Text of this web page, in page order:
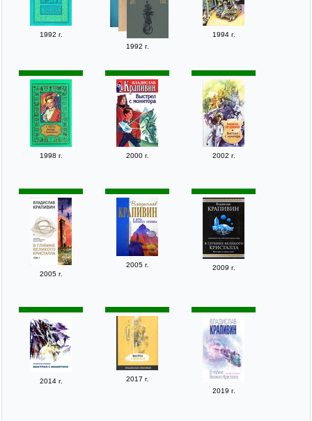
1992 г.
1992 г.
1994 г.
1998 г. 2000 г. 2002 г.
2005 г.
2005 г. 2009 г.
2014 г.
2017 г.
2019 г.